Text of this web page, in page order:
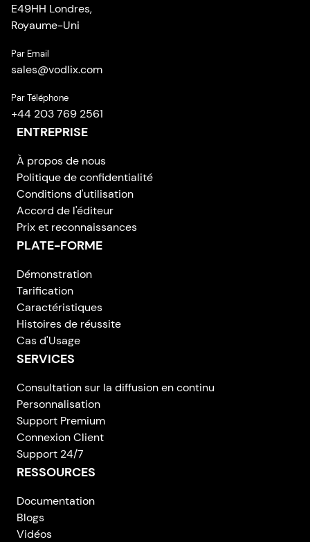
E49HH Londres,
Royaume-Uni
Par Email
sales@vodlix.com
Par Téléphone
+44 203 769 2561
ENTREPRISE
À propos de nous
Politique de confidentialité
Conditions d'utilisation
Accord de l'éditeur
Prix et reconnaissances
PLATE-FORME
Démonstration
Tarification
Caractéristiques
Histoires de réussite
Cas d'Usage
SERVICES
Consultation sur la diffusion en continu
Personnalisation
Support Premium
Connexion Client
Support 24/7
RESSOURCES
Documentation
Blogs
Vidéos